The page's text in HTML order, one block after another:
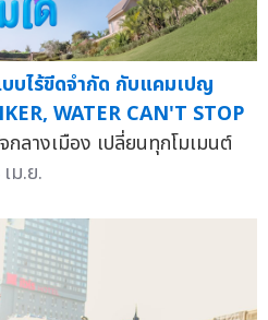
บไร้ขีดจำกัด กับแคมเปญ
WATER CAN'T STOP
ลางเมือง เปลี่ยนทุกโมเมนต์
ม.ย.